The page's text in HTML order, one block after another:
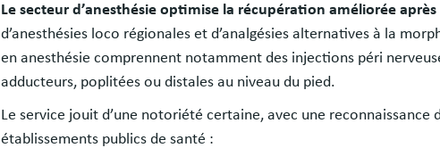
Le secteur d’anesthésie optimise la récupération améliorée
d’anesthésies loco régionales et d’analgésies alternatives à la
en anesthésie comprennent notamment des injections péri
adducteurs, poplitées ou distales au niveau du pied.
Le service jouit d’une notoriété certaine, avec une reconnaissance
établissements publics de santé :